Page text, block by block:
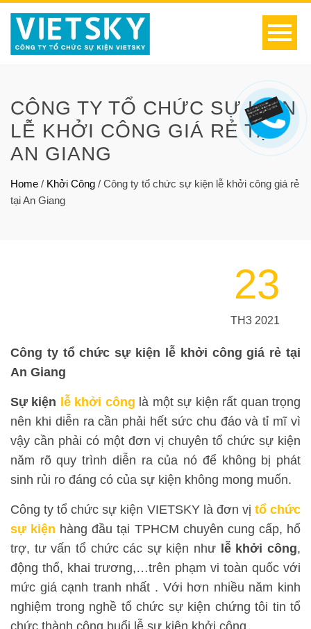
CÔNG TY TỔ CHỨC SỰ KIỆN
LỄ KHỞI CÔNG GIÁ RẺ TẠI
AN GIANG
Home / Khởi Công / Công ty tổ chức sự kiện lễ khởi công giá rẻ
tại An Giang
23
TH3 2021
Công ty tổ chức sự kiện lễ khởi công giá rẻ tại
An Giang
Sự kiện lễ khởi công là một sự kiện rất quan trọng
nên khi diễn ra cần phải hết sức chu đáo và tỉ mĩ vì
vậy cần phải có một đơn vị chuyên tổ chức sự kiện
năm rõ quy trình diễn ra của nó để không bị phát
sinh rủi ro đáng có của sự kiện không mong muốn.
Công ty tổ chức sự kiện VIETSKY là đơn vị tổ chức
sự kiện hàng đầu tại TPHCM chuyên cung cấp, hổ
trợ, tư vấn tổ chức các sự kiện như lễ khởi công,
động thổ, khai trương,…trên phạm vi toàn quốc với
mức giá cạnh tranh nhất . Với hơn nhiều năm kinh
nghiệm trong nghề tổ chức sự kiện chứng tôi tin tổ
chức thành công buổi lễ sự kiện khởi công.